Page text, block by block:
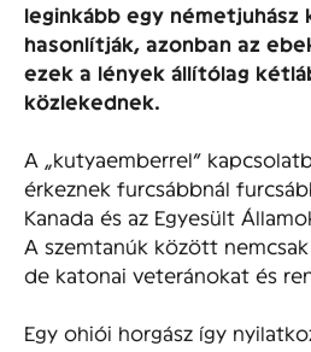
leginkább egy németjuhász
hasonlítják, azonban az
ezek a lények állítólag
közlekednek.
A „kutyaemberrel”
érkeznek furcsábbnál
Kanada és az Egyesült
A szemtanúk között
de katonai veteránokat és
Egy ohiói horgász így